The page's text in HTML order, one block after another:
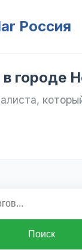
Россия
городе
Поиск